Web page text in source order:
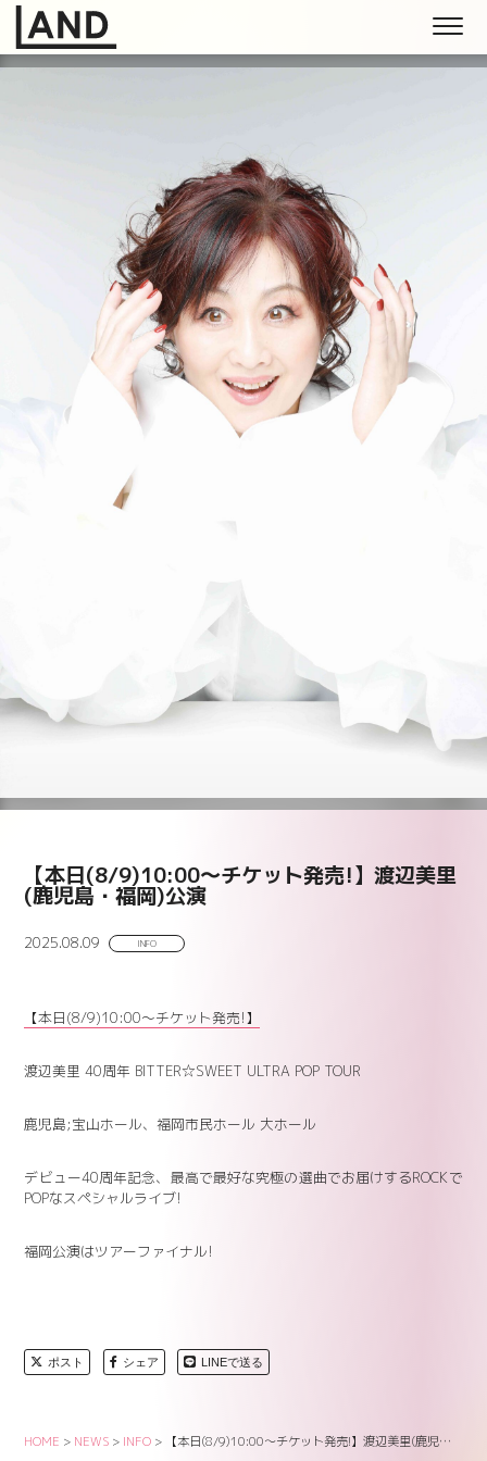
【本日(8/9)10:00～チケット発売!】渡辺美里
(鹿児島・福岡)公演
2025.08.09 INFO
【本日(8/9)10:00～チケット発売!】
渡辺美里 40周年 BITTER☆SWEET ULTRA POP TOUR
鹿児島;宝山ホール、福岡市民ホール 大ホール
デビュー40周年記念、最高で最好な究極の選曲でお届けするROCKで
POPなスペシャルライブ!
福岡公演はツアーファイナル!
ポスト シェア LINEで送る
HOME > NEWS > INFO > 【本日(8/9)10:00～チケット発売!】渡辺美里(鹿児島・福岡)公演